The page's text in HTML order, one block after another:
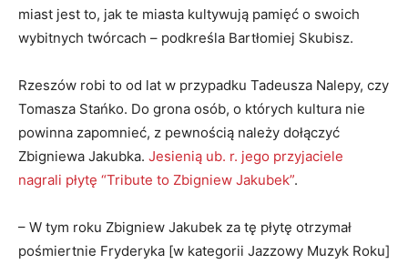
miast jest to, jak te miasta kultywują pamięć o swoich
wybitnych twórcach – podkreśla Bartłomiej Skubisz.
Rzeszów robi to od lat w przypadku Tadeusza Nalepy, czy
Tomasza Stańko. Do grona osób, o których kultura nie
powinna zapomnieć, z pewnością należy dołączyć
Zbigniewa Jakubka. Jesienią ub. r. jego przyjaciele
nagrali płytę “Tribute to Zbigniew Jakubek”.
– W tym roku Zbigniew Jakubek za tę płytę otrzymał
pośmiertnie Fryderyka [w kategorii Jazzowy Muzyk Roku]